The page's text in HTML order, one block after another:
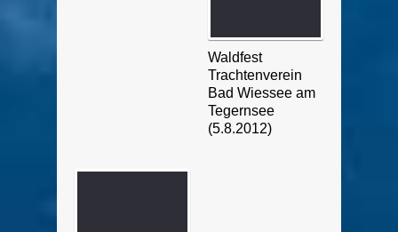
Waldfest
Trachtenverein
Bad Wiessee am
Tegernsee
(5.8.2012)